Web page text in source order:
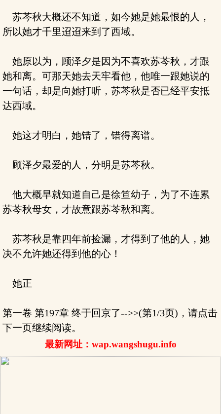
苏芩秋大概还不知道，如今她是她最恨的人，
所以她才千里迢迢来到了西域。
她原以为，顾泽夕是因为不喜欢苏芩秋，才跟
她和离。可那天她去天牢看他，他唯一跟她说的
一句话，却是向她打听，苏芩秋是否已经平安抵
达西域。
她这才明白，她错了，错得离谱。
顾泽夕最爱的人，分明是苏芩秋。
他大概早就知道自己是徐笪幼子，为了不连累
苏芩秋母女，才故意跟苏芩秋和离。
苏芩秋是靠四年前捡漏，才得到了他的人，她
决不允许她还得到他的心！
她正
第一卷 第197章 终于回京了-->>(第1/3页)，请点击
下一页继续阅读。
最新网址：wap.wangshugu.info